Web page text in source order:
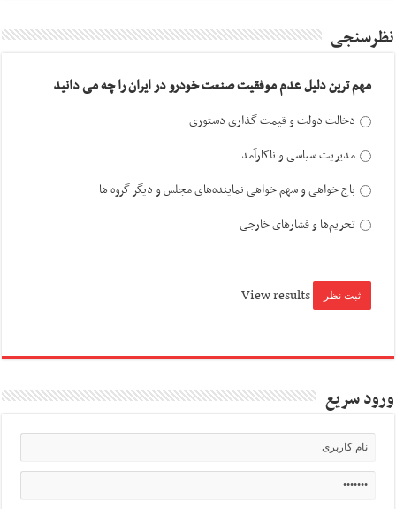
نظرسنجی
مهم ترین دلیل عدم موفقیت صنعت خودرو در ایران را چه می دانید
دخالت دولت و قیمت گذاری دستوری
مدیریت سیاسی و ناکارآمد
باج خواهی و سهم خواهی نماینده‌های مجلس و دیگر گروه ها
تحریم‌ها و فشارهای خارجی
View results
ورود سریع